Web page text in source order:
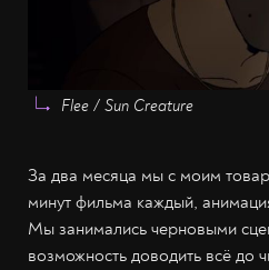
Flee / Sun Creature
За два месяца мы с моим
минут фильма каждый,
Мы занимались черновыми
возможность доводить всё до